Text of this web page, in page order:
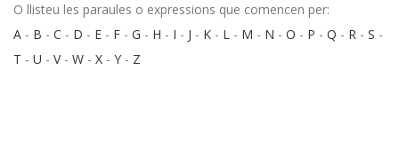
O llisteu les paraules o expressions que comencen per:
A - B - C - D - E - F - G - H - I - J - K - L - M - N - O - P - Q - R - S -
T - U - V- W - X - Y - Z